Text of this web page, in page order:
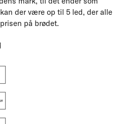
der være op til 5 led, der alle
på brødet.